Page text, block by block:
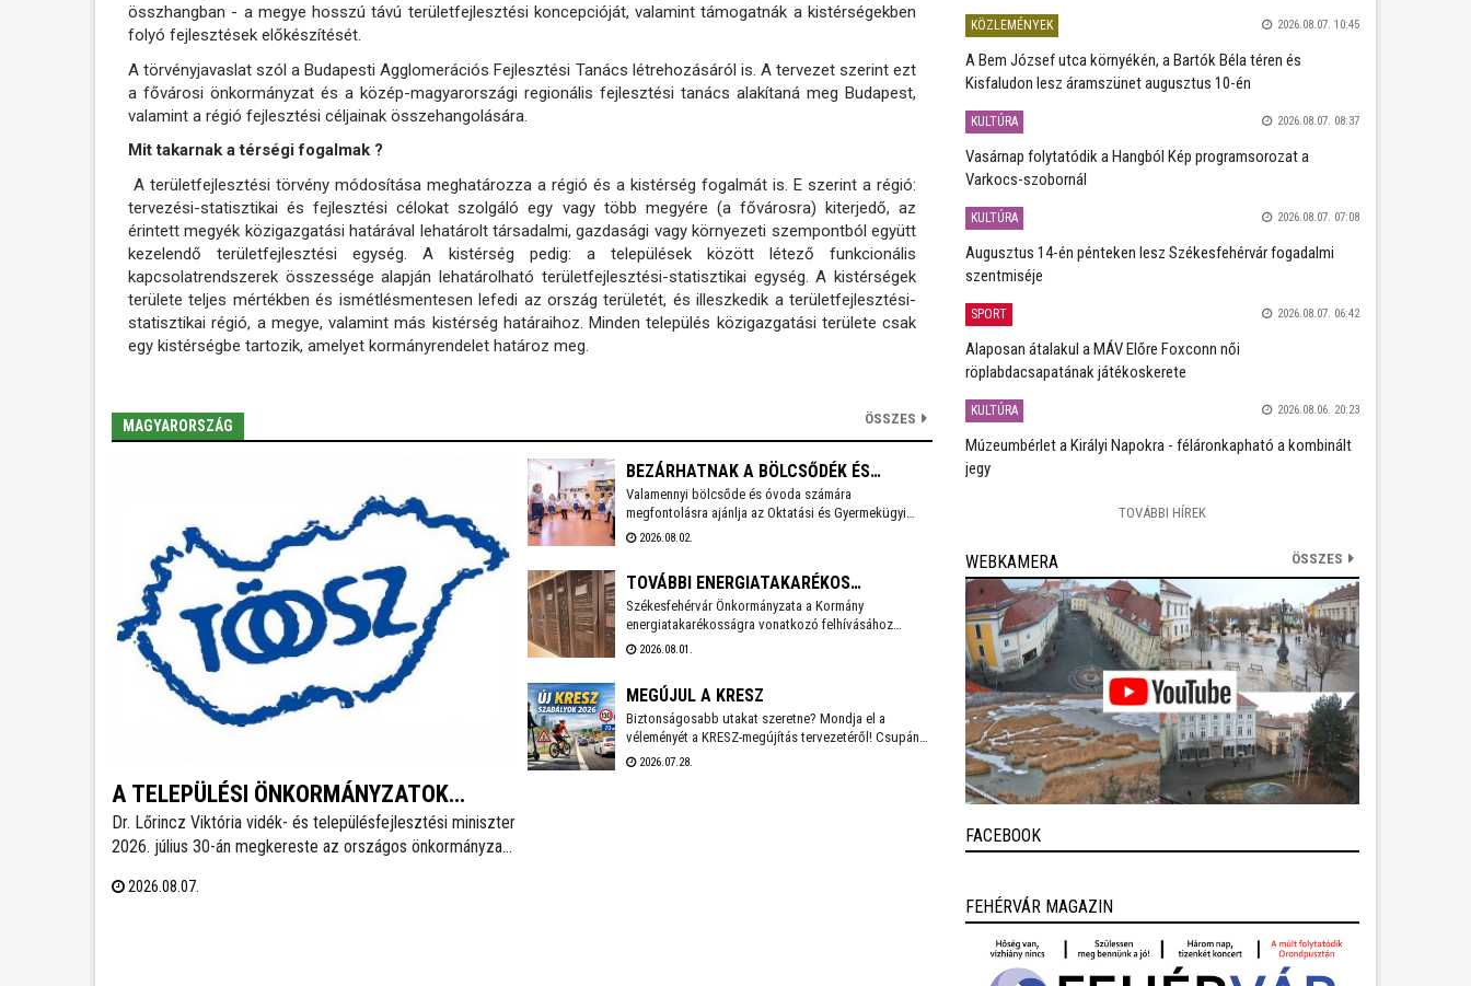
összhangban - a megye hosszú távú területfejlesztési koncepcióját, valamint támogatnák a kistérségekben
folyó fejlesztések előkészítését.
A törvényjavaslat szól a Budapesti Agglomerációs Fejlesztési Tanács létrehozásáról is. A tervezet szerint ezt
a fővárosi önkormányzat és a közép-magyarországi regionális fejlesztési tanács alakítaná meg Budapest,
valamint a régió fejlesztési céljainak összehangolására.
Mit takarnak a térségi fogalmak ?
A területfejlesztési törvény módosítása meghatározza a régió és a kistérség fogalmát is. E szerint a régió:
tervezési-statisztikai és fejlesztési célokat szolgáló egy vagy több megyére (a fővárosra) kiterjedő, az
érintett megyék közigazgatási határával lehatárolt társadalmi, gazdasági vagy környezeti szempontból együtt
kezelendő területfejlesztési egység. A kistérség pedig: a települések között létező funkcionális
kapcsolatrendszerek összessége alapján lehatárolható területfejlesztési-statisztikai egység. A kistérségek
területe teljes mértékben és ismétlésmentesen lefedi az ország területét, és illeszkedik a területfejlesztési-
statisztikai régió, a megye, valamint más kistérség határaihoz. Minden település közigazgatási területe csak
egy kistérségbe tartozik, amelyet kormányrendelet határoz meg.
MAGYARORSZÁG ÖSSZES
A TELEPÜLÉSI ÖNKORMÁNYZATOK
ORSZÁGOS SZÖVETSÉGÉNEK
SAJTÓKÖZLEMÉNYE
Dr. Lőrincz Viktória vidék- és településfejlesztési miniszter
2026. július 30-án megkereste az országos önkormányzati
Együttműködési Tanácsa (ÖNET) soron következő
2026.08.07.
BEZÁRHATNAK A BÖLCSŐDÉK ÉS
ÓVODÁK
Valamennyi bölcsőde és óvoda számára
megfontolásra ajánlja az Oktatási és Gyermekügyi
Minisztérium a hőségriadó idejére a zárvatartás
szombaton.
2026.08.02.
TOVÁBBI ENERGIATAKARÉKOS
INTÉZKEDÉSEKET VEZET BE
SZÉKESFEHÉRVÁR
Székesfehérvár Önkormányzata a Kormány
energiatakarékosságra vonatkozó felhívásához
csatlakozva több intézkedést vezet be a
biztosítása mellett mérséklődjön az
energiafelhasználás, és a munkavállalók számára is
biztonságos munkakörnyezetet lehessen fenntartani.
2026.08.01.
MEGÚJUL A KRESZ
Biztonságosabb utakat szeretne? Mondja el a
véleményét a KRESZ-megújítás tervezetéről! Csupán
10-15 percet vesz igénybe a Közlekedési és
2026.07.28.
KÖZLEMÉNYEK 2026.08.07. 10:45
A Bem József utca környékén, a Bartók Béla téren és
Kisfaludon lesz áramszünet augusztus 10-én
KULTÚRA 2026.08.07. 08:37
Vasárnap folytatódik a Hangból Kép programsorozat a
Varkocs-szobornál
KULTÚRA 2026.08.07. 07:08
Augusztus 14-én pénteken lesz Székesfehérvár fogadalmi
szentmiséje
SPORT 2026.08.07. 06:42
Alaposan átalakul a MÁV Előre Foxconn női
röplabdacsapatának játékoskerete
KULTÚRA 2026.08.06. 20:23
Múzeumbérlet a Királyi Napokra - féláronkapható a kombinált
jegy
TOVÁBBI HÍREK
WEBKAMERA ÖSSZES
FACEBOOK
FEHÉRVÁR MAGAZIN